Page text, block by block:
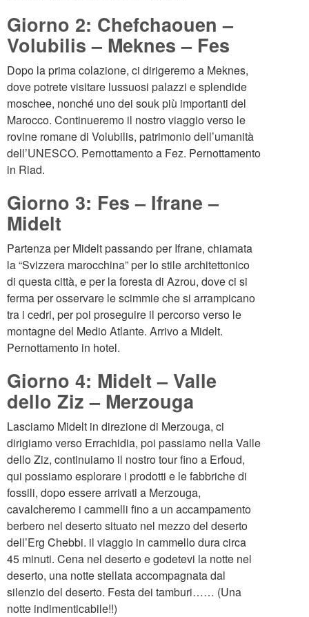
Giorno 2: Chefchaouen –
Volubilis – Meknes – Fes
Dopo la prima colazione, ci dirigeremo a Meknes,
dove potrete visitare lussuosi palazzi e splendide
moschee, nonché uno dei souk più importanti del
Marocco. Continueremo il nostro viaggio verso le
rovine romane di Volubilis, patrimonio dell’umanità
dell’UNESCO. Pernottamento a Fez. Pernottamento
in Riad.
Giorno 3: Fes – Ifrane –
Midelt
Partenza per Midelt passando per Ifrane, chiamata
la “Svizzera marocchina” per lo stile architettonico
di questa città, e per la foresta di Azrou, dove ci si
ferma per osservare le scimmie che si arrampicano
tra i cedri, per poi proseguire il percorso verso le
montagne del Medio Atlante. Arrivo a Midelt.
Pernottamento in hotel.
Giorno 4: Midelt – Valle
dello Ziz – Merzouga
Lasciamo Midelt in direzione di Merzouga, ci
dirigiamo verso Errachidia, poi passiamo nella Valle
dello Ziz, continuiamo il nostro tour fino a Erfoud,
qui possiamo esplorare i prodotti e le fabbriche di
fossili, dopo essere arrivati a Merzouga,
cavalcheremo i cammelli fino a un accampamento
berbero nel deserto situato nel mezzo del deserto
dell’Erg Chebbi. il viaggio in cammello dura circa
45 minuti. Cena nel deserto e godetevi la notte nel
deserto, una notte stellata accompagnata dal
silenzio del deserto. Festa dei tamburi…… (Una
notte indimenticabile!!)